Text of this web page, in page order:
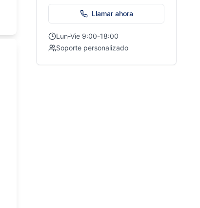
Llamar ahora
Lun-Vie 9:00-18:00
Soporte personalizado